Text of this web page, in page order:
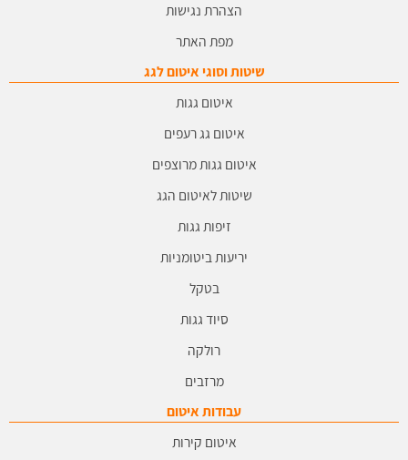
הצהרת נגישות
מפת האתר
שיטות וסוגי איטום לגג
איטום גגות
איטום גג רעפים
איטום גגות מרוצפים
שיטות לאיטום הגג
זיפות גגות
יריעות ביטומניות
בטקל
סיוד גגות
רולקה
מרזבים
עבודות איטום
איטום קירות